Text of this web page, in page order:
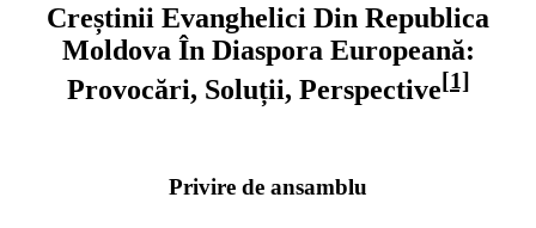
Creștinii Evanghelici Din Republica
Moldova În Diaspora Europeană:
Provocări, Soluții, Perspective[1]
Privire de ansamblu